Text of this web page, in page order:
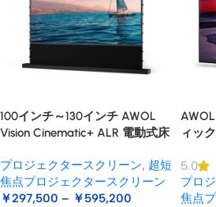
100インチ～130インチ AWOL
Vision Cinematic+ ALR 電動式床
プロジェクタースクリーン, 超短
焦点プロジェクタースクリーン
￥297,500 – ￥595,200
ィッ
5.0
プロ
焦点